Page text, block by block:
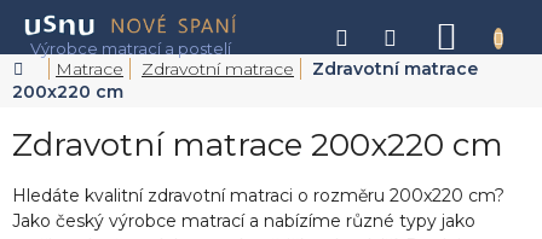
obsah
Domů
Matrace Zdravotní matrace
Zdravotní matrace
200x220 cm
Zdravotní matrace 200x220 cm
Hledáte kvalitní zdravotní matraci o rozměru 200x220 cm?
Jako český výrobce matrací a nabízíme různé typy jako